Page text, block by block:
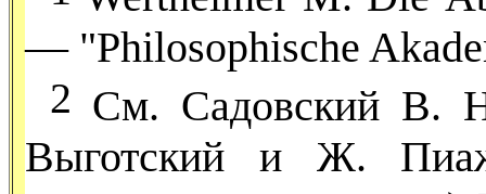
— "Philosophische
2 См. Садовский В.
Выгот­ский и Ж.